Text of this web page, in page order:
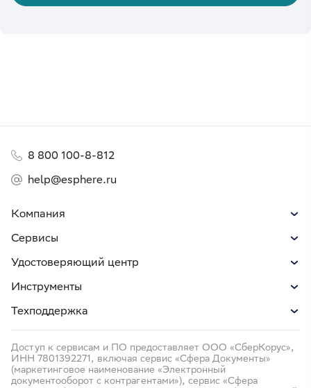
Компания
Сервисы
Удостоверяющий центр
Инструменты
Техподдержка
8 800 100-8-812
help@esphere.ru
Доступ к сервисам и ПО предоставляет ООО «СберКорус»,
ИНН 7801392271, включая сервис «Сфера Документы»
(маркетинговое наименование «Электронный
документооборот с контрагентами»), сервис «Сфера